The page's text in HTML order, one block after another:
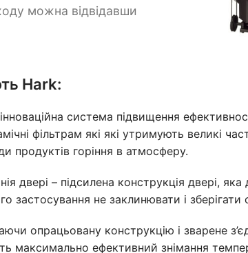
можна відвідавши
Hark:
система підвищення
фільтрам які які утримують великі
продуктів горіння в атмосферу.
двері – підсилена конструкція двері,
застосування не заклинювати і
опрацьовану конструкцію і зварене
максимально ефективний знімання